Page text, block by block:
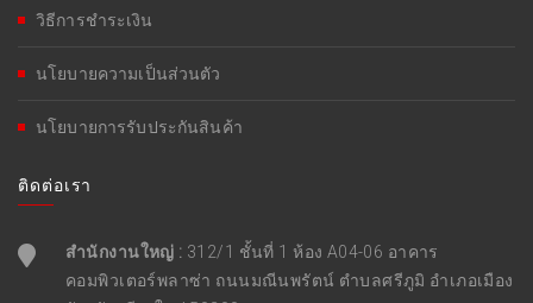
วิธีการชำระเงิน
นโยบายความเป็นส่วนตัว
นโยบายการรับประกันสินค้า
ติดต่อเรา
สำนักงานใหญ่ : 312/1 ชั้นที่ 1 ห้อง A04-06 อาคาร
คอมพิวเตอร์พลาซ่า ถนนมณีนพรัตน์ ตำบลศรีภูมิ อำเภอเมือง